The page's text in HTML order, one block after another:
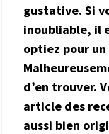
gustative. Si
inoubliable, il
optiez pour
d’en trouver.
article des
aussi bien